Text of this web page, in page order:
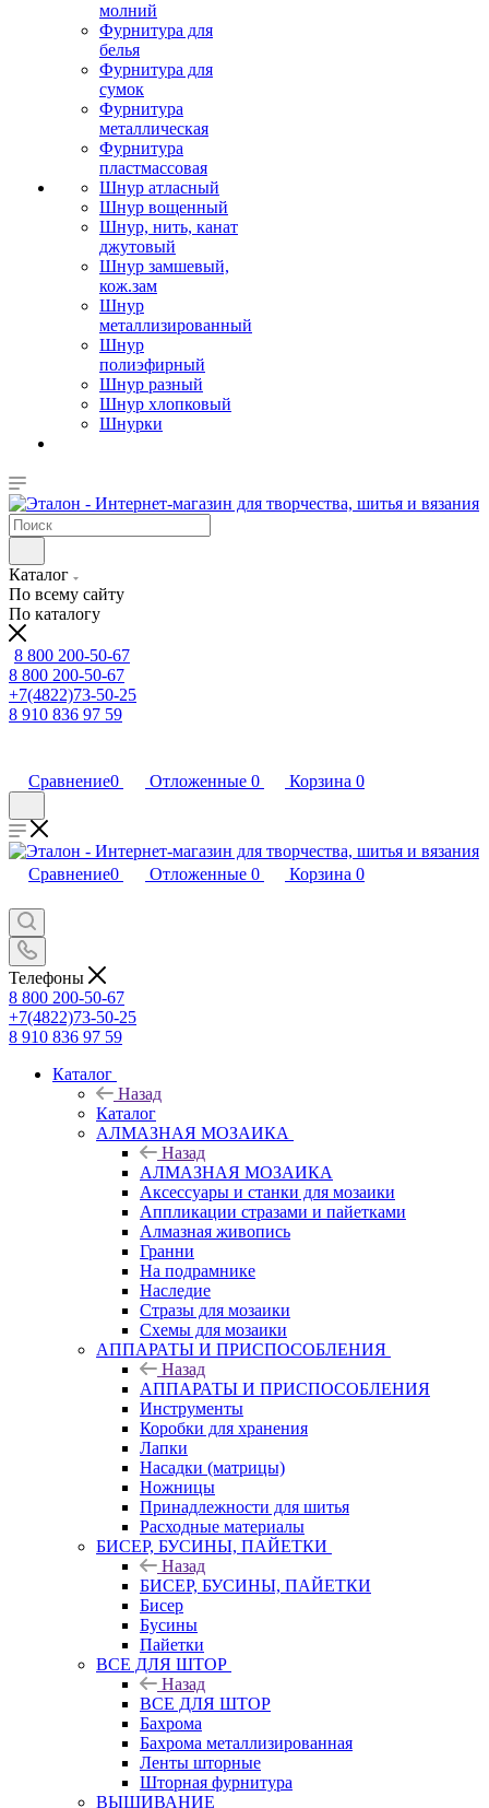
молний
Фурнитура для
белья
Фурнитура для
сумок
Фурнитура
металлическая
Фурнитура
пластмассовая
Шнур атласный
Шнур вощенный
Шнур, нить, канат
джутовый
Шнур замшевый,
кож.зам
Шнур
металлизированный
Шнур
полиэфирный
Шнур разный
Шнур хлопковый
Шнурки
Каталог
По всему сайту
По каталогу
8 800 200-50-67
8 800 200-50-67
+7(4822)73-50-25
8 910 836 97 59
Сравнение0 Отложенные 0 Корзина 0
Сравнение0 Отложенные 0 Корзина 0
Телефоны
8 800 200-50-67
+7(4822)73-50-25
8 910 836 97 59
Каталог
Назад
Каталог
АЛМАЗНАЯ МОЗАИКА
Назад
АЛМАЗНАЯ МОЗАИКА
Аксессуары и станки для мозаики
Аппликации стразами и пайетками
Алмазная живопись
Гранни
На подрамнике
Наследие
Стразы для мозаики
Схемы для мозаики
АППАРАТЫ И ПРИСПОСОБЛЕНИЯ
Назад
АППАРАТЫ И ПРИСПОСОБЛЕНИЯ
Инструменты
Коробки для хранения
Лапки
Насадки (матрицы)
Ножницы
Принадлежности для шитья
Расходные материалы
БИСЕР, БУСИНЫ, ПАЙЕТКИ
Назад
БИСЕР, БУСИНЫ, ПАЙЕТКИ
Бисер
Бусины
Пайетки
ВСЕ ДЛЯ ШТОР
Назад
ВСЕ ДЛЯ ШТОР
Бахрома
Бахрома металлизированная
Ленты шторные
Шторная фурнитура
ВЫШИВАНИЕ